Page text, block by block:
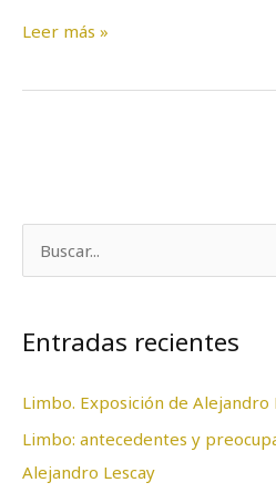
Leer más »
cEntradas recientes
Limbo. Exposición de Alejandro
Limbo: antecedentes y
Alejandro Lescay